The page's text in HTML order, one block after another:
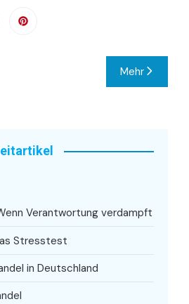
Mehr
Verantwortung verdampft
Stresstest
in Deutschland